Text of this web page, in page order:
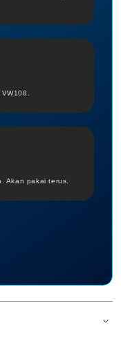
Akan pakai terus.